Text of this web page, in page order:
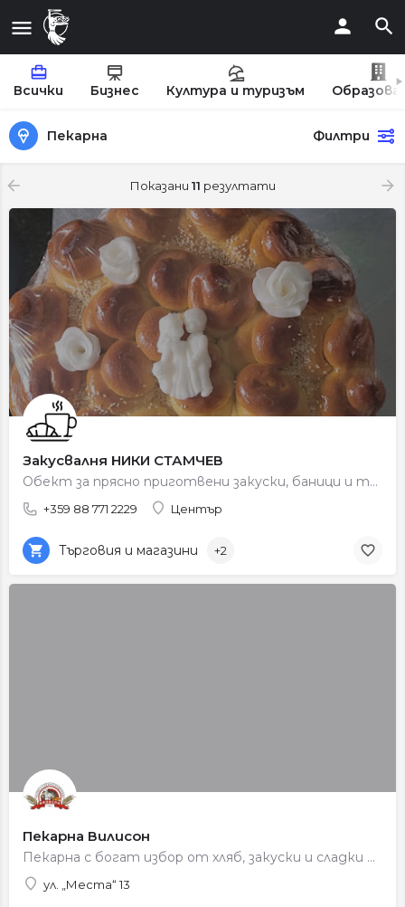
Всички Бизнес Култура и туризъм
Пекарна Филтри
Показани 11 резултати
Закусвалня НИКИ СТАМЧЕВ
Обект за прясно приготвени закуски, баници и тестени изделия за всеки ден.
+359 88 771 2229 Център
Търговия и магазини +2
Пекарна Вилисон
Пекарна с богат избор от хляб, закуски и сладки изделия.
ул. „Места“ 13